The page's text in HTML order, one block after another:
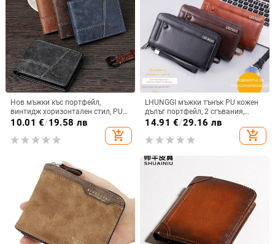
Нов мъжки къс портфейл,
винтидж хоризонтален стил, PU
кожа, синтетична подплата,
10.01 €/19.58 лв
add_shopping_cart
LHUNGGI мъжки тънък PU кожен
дълъг портфейл, 2 сгъвания,
множество слотове за карти,
двойни ципове, мобилен джоб
14.91 €/29.16 лв
add_shopping_cart